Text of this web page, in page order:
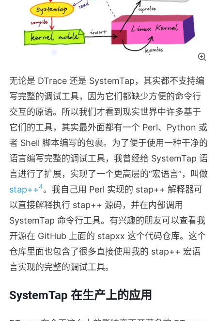
无论是 DTrace 还是 SystemTap，其实都不支持编
写完整的调试工具，因为它们都缺少方便的命令行
交互的原语。所以我们才看到现实世界中许多基于
它们的工具，其实最外面都有一个 Perl、Python 或
者 Shell 脚本编写的包裹。为了便于使用一种干净的
语言编写完整的调试工具，我曾经给 SystemTap 语
言进行了扩展，实现了一个更高层的“宏语言”，叫做
stap++4。我自己用 Perl 实现的 stap++ 解释器可
以直接解释执行 stap++ 源码，并在内部调用
SystemTap 命令行工具。有兴趣的朋友可以查看我
开源在 GitHub 上面的 stapxx 这个代码仓库。这个
仓库里面也包含了很多直接使用我的 stap++ 宏语
言实现的完整的调试工具。
SystemTap 在生产上的应用